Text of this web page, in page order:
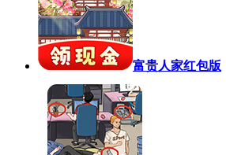
富贵人家红包版